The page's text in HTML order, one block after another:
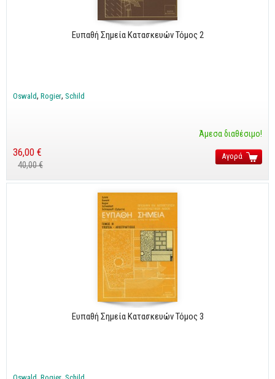
Ευπαθή Σημεία Κατασκευών Τόμος 2
Oswald Rogier Schild
Άμεσα διαθέσιμο!
36,00 €
40,00 €
Αγορά
Ευπαθή Σημεία Κατασκευών Τόμος 3